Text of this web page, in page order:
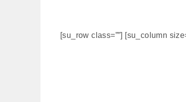
[su_row class=””] [su_column